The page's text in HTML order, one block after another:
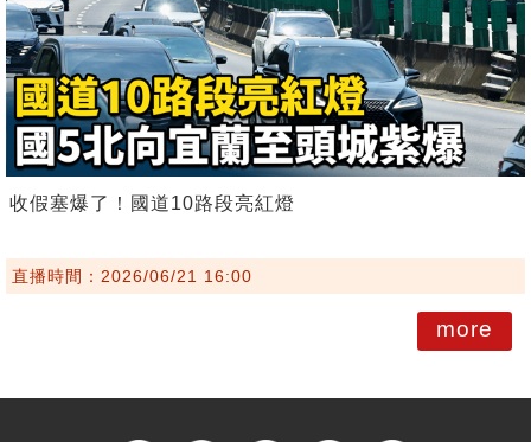
收假塞爆了！國道10路段亮紅燈
直播時間：2026/06/21 16:00
more